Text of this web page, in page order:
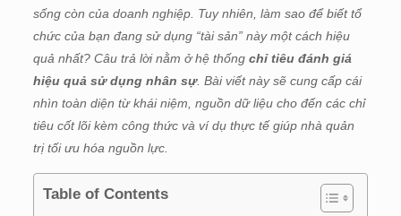
sống còn của doanh nghiệp. Tuy nhiên, làm sao để biết tổ
chức của bạn đang sử dụng “tài sản” này một cách hiệu
quả nhất? Câu trả lời nằm ở hệ thống chỉ tiêu đánh giá
hiệu quả sử dụng nhân sự. Bài viết này sẽ cung cấp cái
nhìn toàn diện từ khái niệm, nguồn dữ liệu cho đến các chỉ
tiêu cốt lõi kèm công thức và ví dụ thực tế giúp nhà quản
trị tối ưu hóa nguồn lực.
Table of Contents